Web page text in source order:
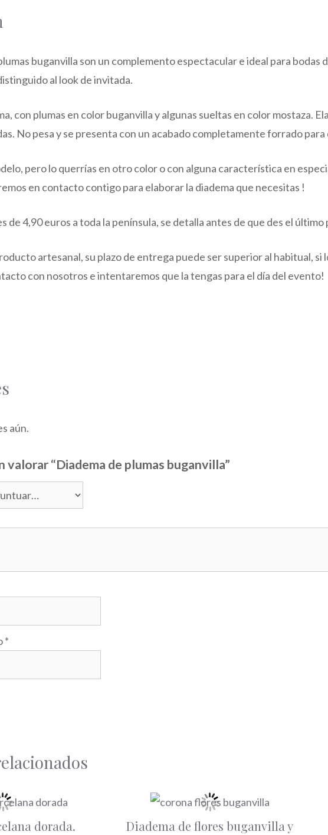
buganvilla son un complemento espectacular e ideal para bodas
al look de invitada.
con plumas en color buganvilla y algunas sueltas en color mostaza.
No pesa y se presenta con un acabado completamente forrado
pero lo querrías en otro color o con alguna característica en
en contacto contigo para elaborar la diadema que necesitas !
de 4,90 euros a toda la península, se detalla antes de que des el último
artesanal, su plazo de entrega puede ser superior al habitual, si
con nosotros e intentaremos que la tengas para el día del evento!
aún.
valorar “Diadema de plumas buganvilla”
*
dorada.
Diadema de flores buganvilla y